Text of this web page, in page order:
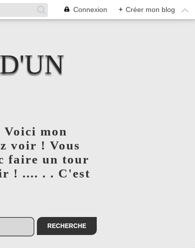
Connexion + Créer mon blog
mon
voir ! Vous
faire un tour
! .... . . C'est